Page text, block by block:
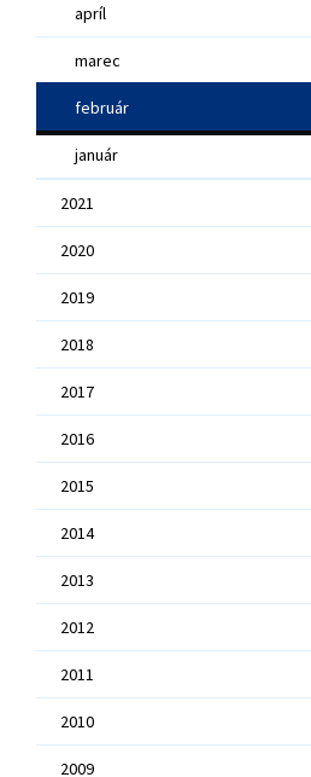
apríl
marec
február
január
2021
2020
2019
2018
2017
2016
2015
2014
2013
2012
2011
2010
2009